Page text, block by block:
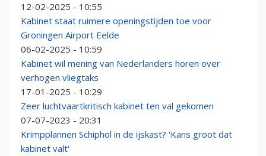
12-02-2025 - 10:55
Kabinet staat ruimere openingstijden toe voor
Groningen Airport Eelde
06-02-2025 - 10:59
Kabinet wil mening van Nederlanders horen over
verhogen vliegtaks
17-01-2025 - 10:29
Zeer luchtvaartkritisch kabinet ten val gekomen
07-07-2023 - 20:31
Krimpplannen Schiphol in de ijskast? 'Kans groot dat
kabinet valt'